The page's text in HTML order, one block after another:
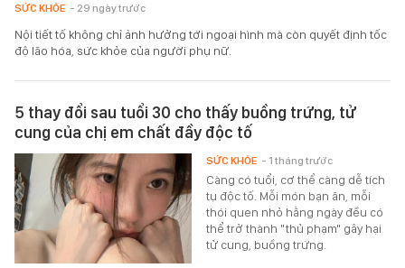
SỨC KHỎE - 29 ngày trước
Nội tiết tố không chỉ ảnh hưởng tới ngoại hình mà còn quyết định tốc
độ lão hóa, sức khỏe của người phụ nữ.
5 thay đổi sau tuổi 30 cho thấy buồng trứng, tử
cung của chị em chất đầy độc tố
Càng có tuổi, cơ thể càng dễ tích
tụ độc tố. Mỗi món bạn ăn, mỗi
thói quen nhỏ hằng ngày đều có
thể trở thành "thủ phạm" gây hại
tử cung, buồng trứng.
SỨC KHỎE - 1 tháng trước